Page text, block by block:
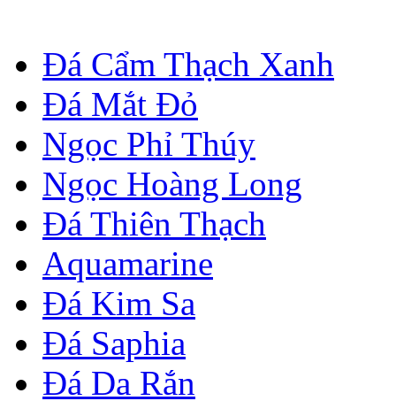
Đá Cẩm Thạch Xanh
Đá Mắt Đỏ
Ngọc Phỉ Thúy
Ngọc Hoàng Long
Đá Thiên Thạch
Aquamarine
Đá Kim Sa
Đá Saphia
Đá Da Rắn